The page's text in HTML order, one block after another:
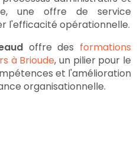
une offre de service
l'efficacité opérationnelle.
offre des formations
à Brioude, un pilier pour le
et l'amélioration
organisationnelle.